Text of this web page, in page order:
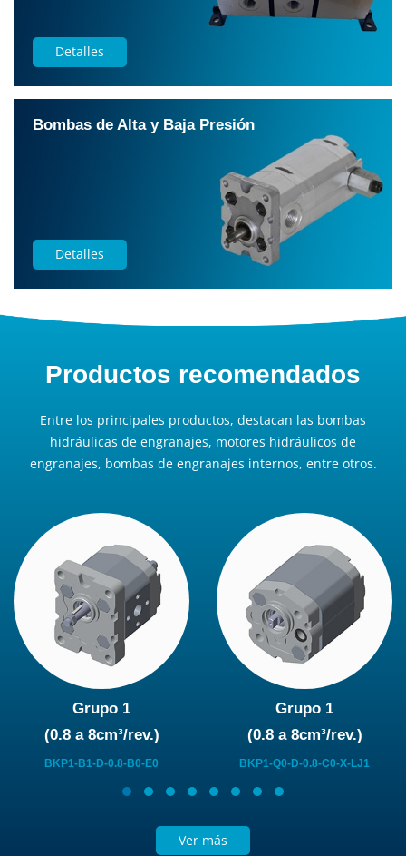
Detalles
Bombas de Alta y Baja Presión
Detalles
Productos recomendados
Entre los principales productos, destacan las bombas
hidráulicas de engranajes, motores hidráulicos de
engranajes, bombas de engranajes internos, entre otros.
Grupo 1
(0.8 a 8cm³/rev.)
BKP1-B1-D-0.8-B0-E0
Grupo 1
(0.8 a 8cm³/rev.)
BKP1-Q0-D-0.8-C0-X-LJ1
Ver más